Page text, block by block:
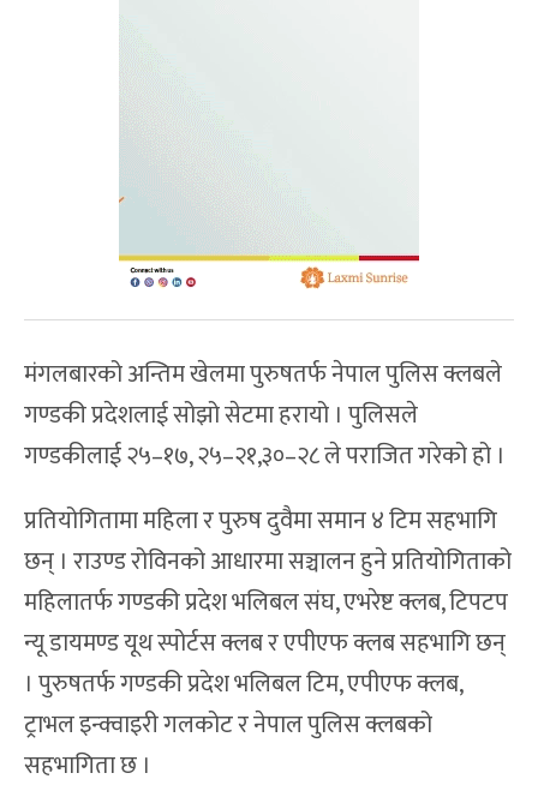
मंगलबारको अन्तिम खेलमा पुरुषतर्फ नेपाल पुलिस क्लबले
गण्डकी प्रदेशलाई सोझो सेटमा हरायो । पुलिसले
गण्डकीलाई २५–१७, २५–२१,३०–२८ ले पराजित गरेको हो ।
प्रतियोगितामा महिला र पुरुष दुवैमा समान ४ टिम सहभागि
छन् । राउण्ड रोविनको आधारमा सञ्चालन हुने प्रतियोगिताको
महिलातर्फ गण्डकी प्रदेश भलिबल संघ, एभरेष्ट क्लब, टिपटप
न्यू डायमण्ड यूथ स्पोर्टस क्लब र एपीएफ क्लब सहभागि छन्
। पुरुषतर्फ गण्डकी प्रदेश भलिबल टिम, एपीएफ क्लब,
ट्राभल इन्क्वाइरी गलकोट र नेपाल पुलिस क्लबको
सहभागिता छ ।